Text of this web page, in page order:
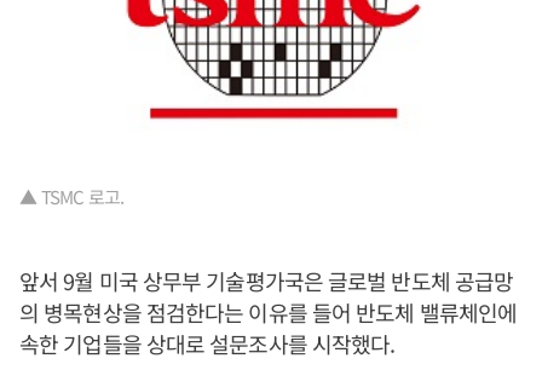
▲ TSMC 로고.
앞서 9월 미국 상무부 기술평가국은 글로벌 반도체 공급망
의 병목현상을 점검한다는 이유를 들어 반도체 밸류체인에
속한 기업들을 상대로 설문조사를 시작했다.